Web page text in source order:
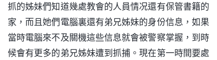
抓的姊妹們知道幾處教會的人員情况還有保管書籍的
家，而且她們電腦裏還有弟兄姊妹的身份信息，如果
當時電腦來不及關機這些信息就會被警察掌握，到時
候會有更多的弟兄姊妹遭到抓捕。現在第一時間要處